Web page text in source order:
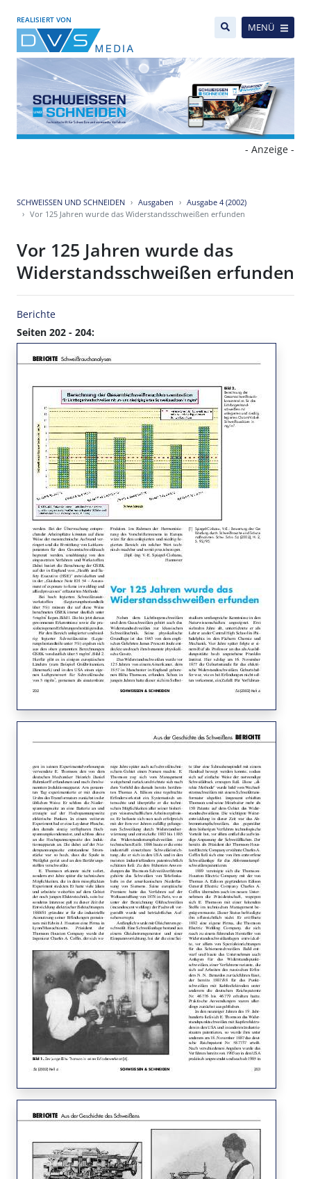
REALISIERT VON
MENÜ
- Anzeige -
SCHWEISSEN UND SCHNEIDEN Ausgaben
Ausgabe 4 (2002)
Vor 125 Jahren wurde das Widerstandsschweißen erfunden
Vor 125 Jahren wurde das
Widerstandsschweißen erfunden
Berichte
Seiten 202 - 204: